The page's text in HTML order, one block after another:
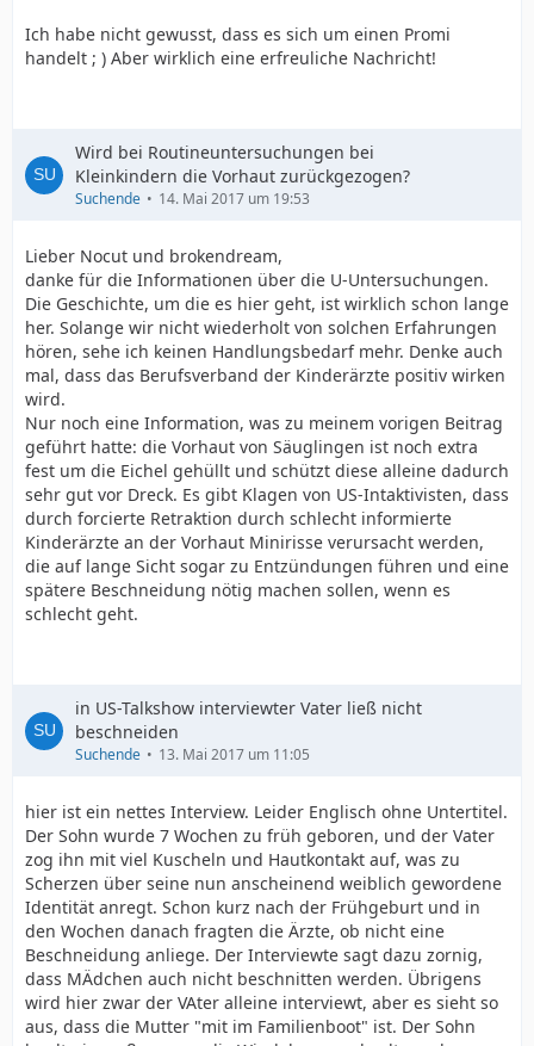
Ich habe nicht gewusst, dass es sich um einen Promi
handelt ; ) Aber wirklich eine erfreuliche Nachricht!
Wird bei Routineuntersuchungen bei
Kleinkindern die Vorhaut zurückgezogen?
Suchende 14. Mai 2017 um 19:53
Lieber Nocut und brokendream,
danke für die Informationen über die U-Untersuchungen.
Die Geschichte, um die es hier geht, ist wirklich schon lange
her. Solange wir nicht wiederholt von solchen Erfahrungen
hören, sehe ich keinen Handlungsbedarf mehr. Denke auch
mal, dass das Berufsverband der Kinderärzte positiv wirken
wird.
Nur noch eine Information, was zu meinem vorigen Beitrag
geführt hatte: die Vorhaut von Säuglingen ist noch extra
fest um die Eichel gehüllt und schützt diese alleine dadurch
sehr gut vor Dreck. Es gibt Klagen von US-Intaktivisten, dass
durch forcierte Retraktion durch schlecht informierte
Kinderärzte an der Vorhaut Minirisse verursacht werden,
die auf lange Sicht sogar zu Entzündungen führen und eine
spätere Beschneidung nötig machen sollen, wenn es
schlecht geht.
in US-Talkshow interviewter Vater ließ nicht
beschneiden
Suchende 13. Mai 2017 um 11:05
hier ist ein nettes Interview. Leider Englisch ohne Untertitel.
Der Sohn wurde 7 Wochen zu früh geboren, und der Vater
zog ihn mit viel Kuscheln und Hautkontakt auf, was zu
Scherzen über seine nun anscheinend weiblich gewordene
Identität anregt. Schon kurz nach der Frühgeburt und in
den Wochen danach fragten die Ärzte, ob nicht eine
Beschneidung anliege. Der Interviewte sagt dazu zornig,
dass MÄdchen auch nicht beschnitten werden. Übrigens
wird hier zwar der VAter alleine interviewt, aber es sieht so
aus, dass die Mutter "mit im Familienboot" ist. Der Sohn